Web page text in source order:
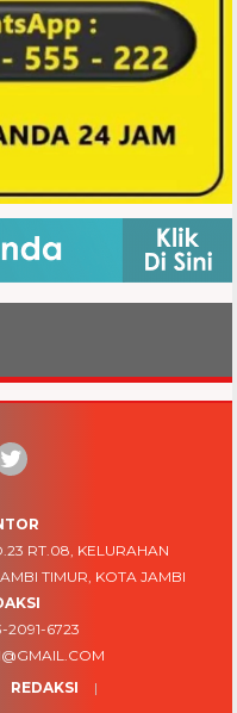
RT.08, KELURAHAN
TIMUR, KOTA JAMBI
2091-6723
REDAKSI